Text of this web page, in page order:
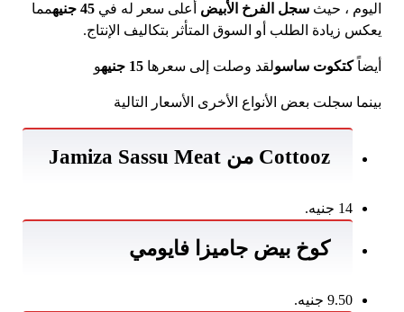
اليوم ، حيث سجل الفرخ الأبيض أعلى سعر له في 45 جنيه
مما
يعكس زيادة الطلب أو السوق المتأثر بتكاليف الإنتاج.
أيضاًكتكوت ساسولقد وصلت إلى سعرها 15 جنيه و
بينما سجلت بعض الأنواع الأخرى الأسعار التالية
Cottooz من Jamiza Sassu Meat
14 جنيه.
كوخ بيض جاميزا فايومي
9.50 جنيه.